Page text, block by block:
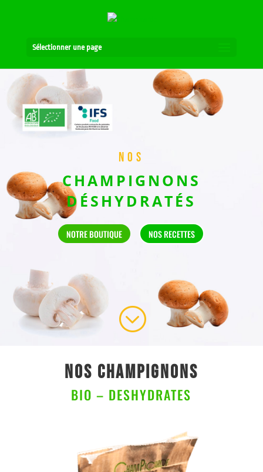
Sélectionner une page
NOS
CHAMPIGNONS
DÉSHYDRATÉS
NOTRE BOUTIQUE NOS RECETTES
;
NOS CHAMPIGNONS
BIO – DESHYDRATES